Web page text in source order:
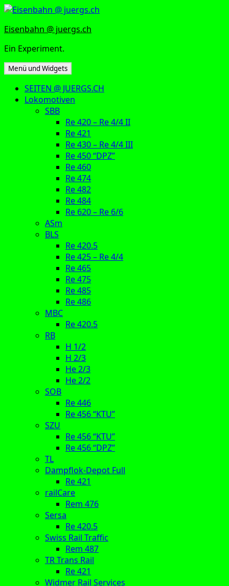
Zum
springen
Eisenbahn @ juergs.ch
Ein Experiment.
Menü und Widgets
SEITEN @ JUERGS.CH
Lokomotiven
SBB
Re 420 – Re 4/4 II
Re 421
Re 430 – Re 4/4 III
Re 450 “DPZ”
Re 460
Re 474
Re 482
Re 484
Re 620 – Re 6/6
ASm
BLS
Re 420.5
Re 425 – Re 4/4
Re 465
Re 475
Re 485
Re 486
MBC
Re 420.5
RB
H 1/2
H 2/3
He 2/3
He 2/2
SOB
Re 446
Re 456 “KTU”
SZU
Re 456 “KTU”
Re 456 “DPZ”
TL
Dampflok-Depot Full
Re 421
railCare
Rem 476
Sersa
Re 420.5
Swiss Rail Traffic
Rem 487
TR Trans Rail
Re 421
Widmer Rail Services